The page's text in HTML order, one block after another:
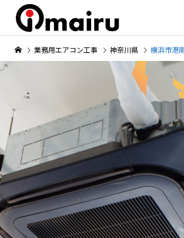
業務用エアコン工事 神奈川県 横浜市港